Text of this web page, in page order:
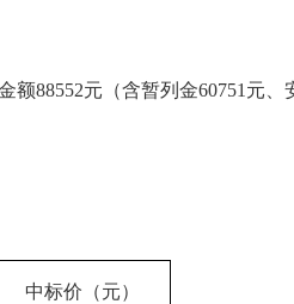
额88552元（含暂列金60751元
中标价（元）